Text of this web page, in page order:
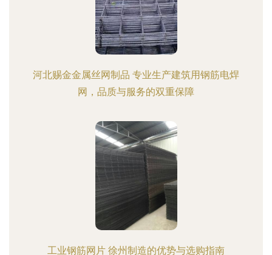
河北赐金金属丝网制品 专业生产建筑用钢筋电焊
网，品质与服务的双重保障
工业钢筋网片 徐州制造的优势与选购指南